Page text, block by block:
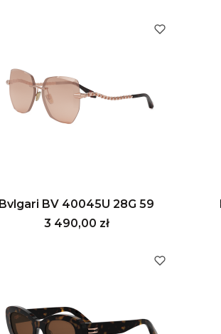
Bvlgari BV 40045U 28G 59
Cena
3 490,00 zł